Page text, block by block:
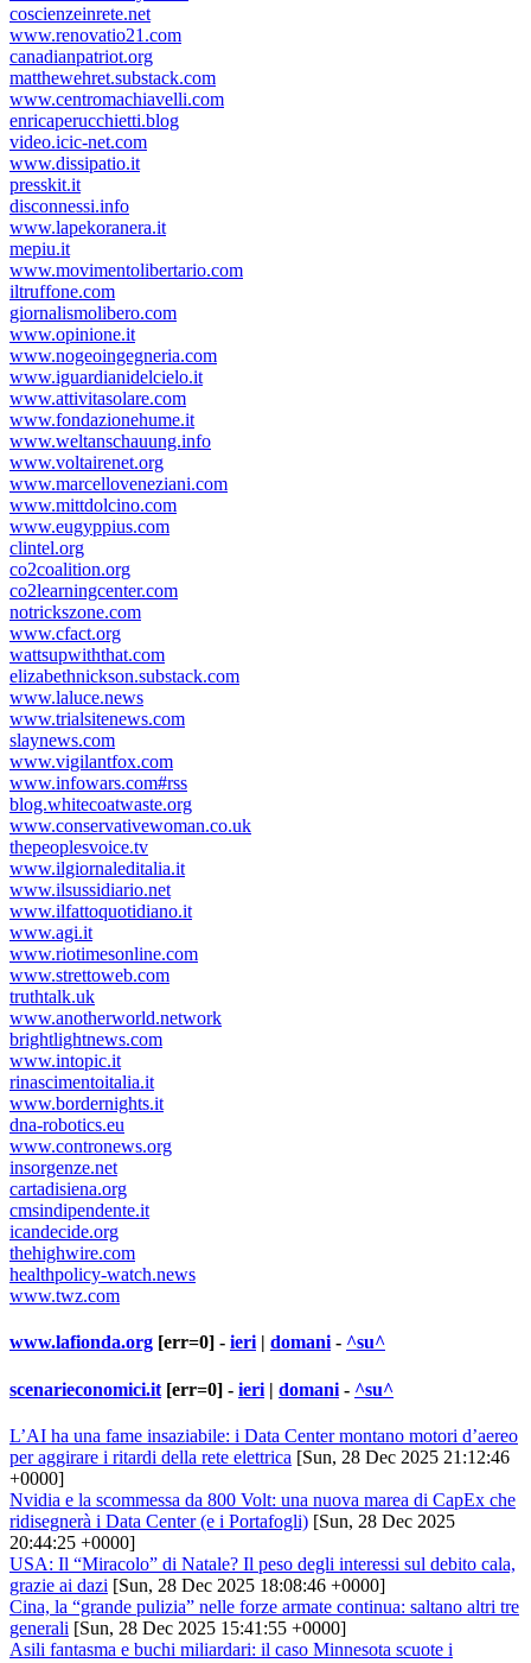
coscienzeinrete.net
www.renovatio21.com
canadianpatriot.org
matthewehret.substack.com
www.centromachiavelli.com
enricaperucchietti.blog
video.icic-net.com
www.dissipatio.it
presskit.it
disconnessi.info
www.lapekoranera.it
mepiu.it
www.movimentolibertario.com
iltruffone.com
giornalismolibero.com
www.opinione.it
www.nogeoingegneria.com
www.iguardianidelcielo.it
www.attivitasolare.com
www.fondazionehume.it
www.weltanschauung.info
www.voltairenet.org
www.marcelloveneziani.com
www.mittdolcino.com
www.eugyppius.com
clintel.org
co2coalition.org
co2learningcenter.com
notrickszone.com
www.cfact.org
wattsupwiththat.com
elizabethnickson.substack.com
www.laluce.news
www.trialsitenews.com
slaynews.com
www.vigilantfox.com
www.infowars.com#rss
blog.whitecoatwaste.org
www.conservativewoman.co.uk
thepeoplesvoice.tv
www.ilgiornaleditalia.it
www.ilsussidiario.net
www.ilfattoquotidiano.it
www.agi.it
www.riotimesonline.com
www.strettoweb.com
truthtalk.uk
www.anotherworld.network
brightlightnews.com
www.intopic.it
rinascimentoitalia.it
www.bordernights.it
dna-robotics.eu
www.contronews.org
insorgenze.net
cartadisiena.org
cmsindipendente.it
icandecide.org
thehighwire.com
healthpolicy-watch.news
www.twz.com
www.lafionda.org [err=0] - ieri | domani - ^su^
scenarieconomici.it [err=0] - ieri | domani - ^su^
L’AI ha una fame insaziabile: i Data Center montano motori d’aereo
per aggirare i ritardi della rete elettrica [Sun, 28 Dec 2025 21:12:46
+0000]
Nvidia e la scommessa da 800 Volt: una nuova marea di CapEx che
ridisegnerà i Data Center (e i Portafogli) [Sun, 28 Dec 2025
20:44:25 +0000]
USA: Il “Miracolo” di Natale? Il peso degli interessi sul debito cala,
grazie ai dazi [Sun, 28 Dec 2025 18:08:46 +0000]
Cina, la “grande pulizia” nelle forze armate continua: saltano altri tre
generali [Sun, 28 Dec 2025 15:41:55 +0000]
Asili fantasma e buchi miliardari: il caso Minnesota scuote i